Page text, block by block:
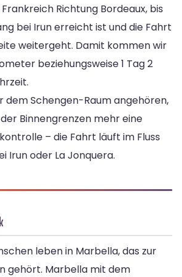
Richtung Bordeaux, bis
bei Irun erreicht ist und die Fahrt
weitergeht. Damit kommen wir
beziehungsweise 1 Tag 2
dem Schengen-Raum angehören,
Binnengrenzen mehr eine
– die Fahrt läuft im Fluss
Irun oder La Jonquera.
leben in Marbella, das zur
gehört. Marbella mit dem